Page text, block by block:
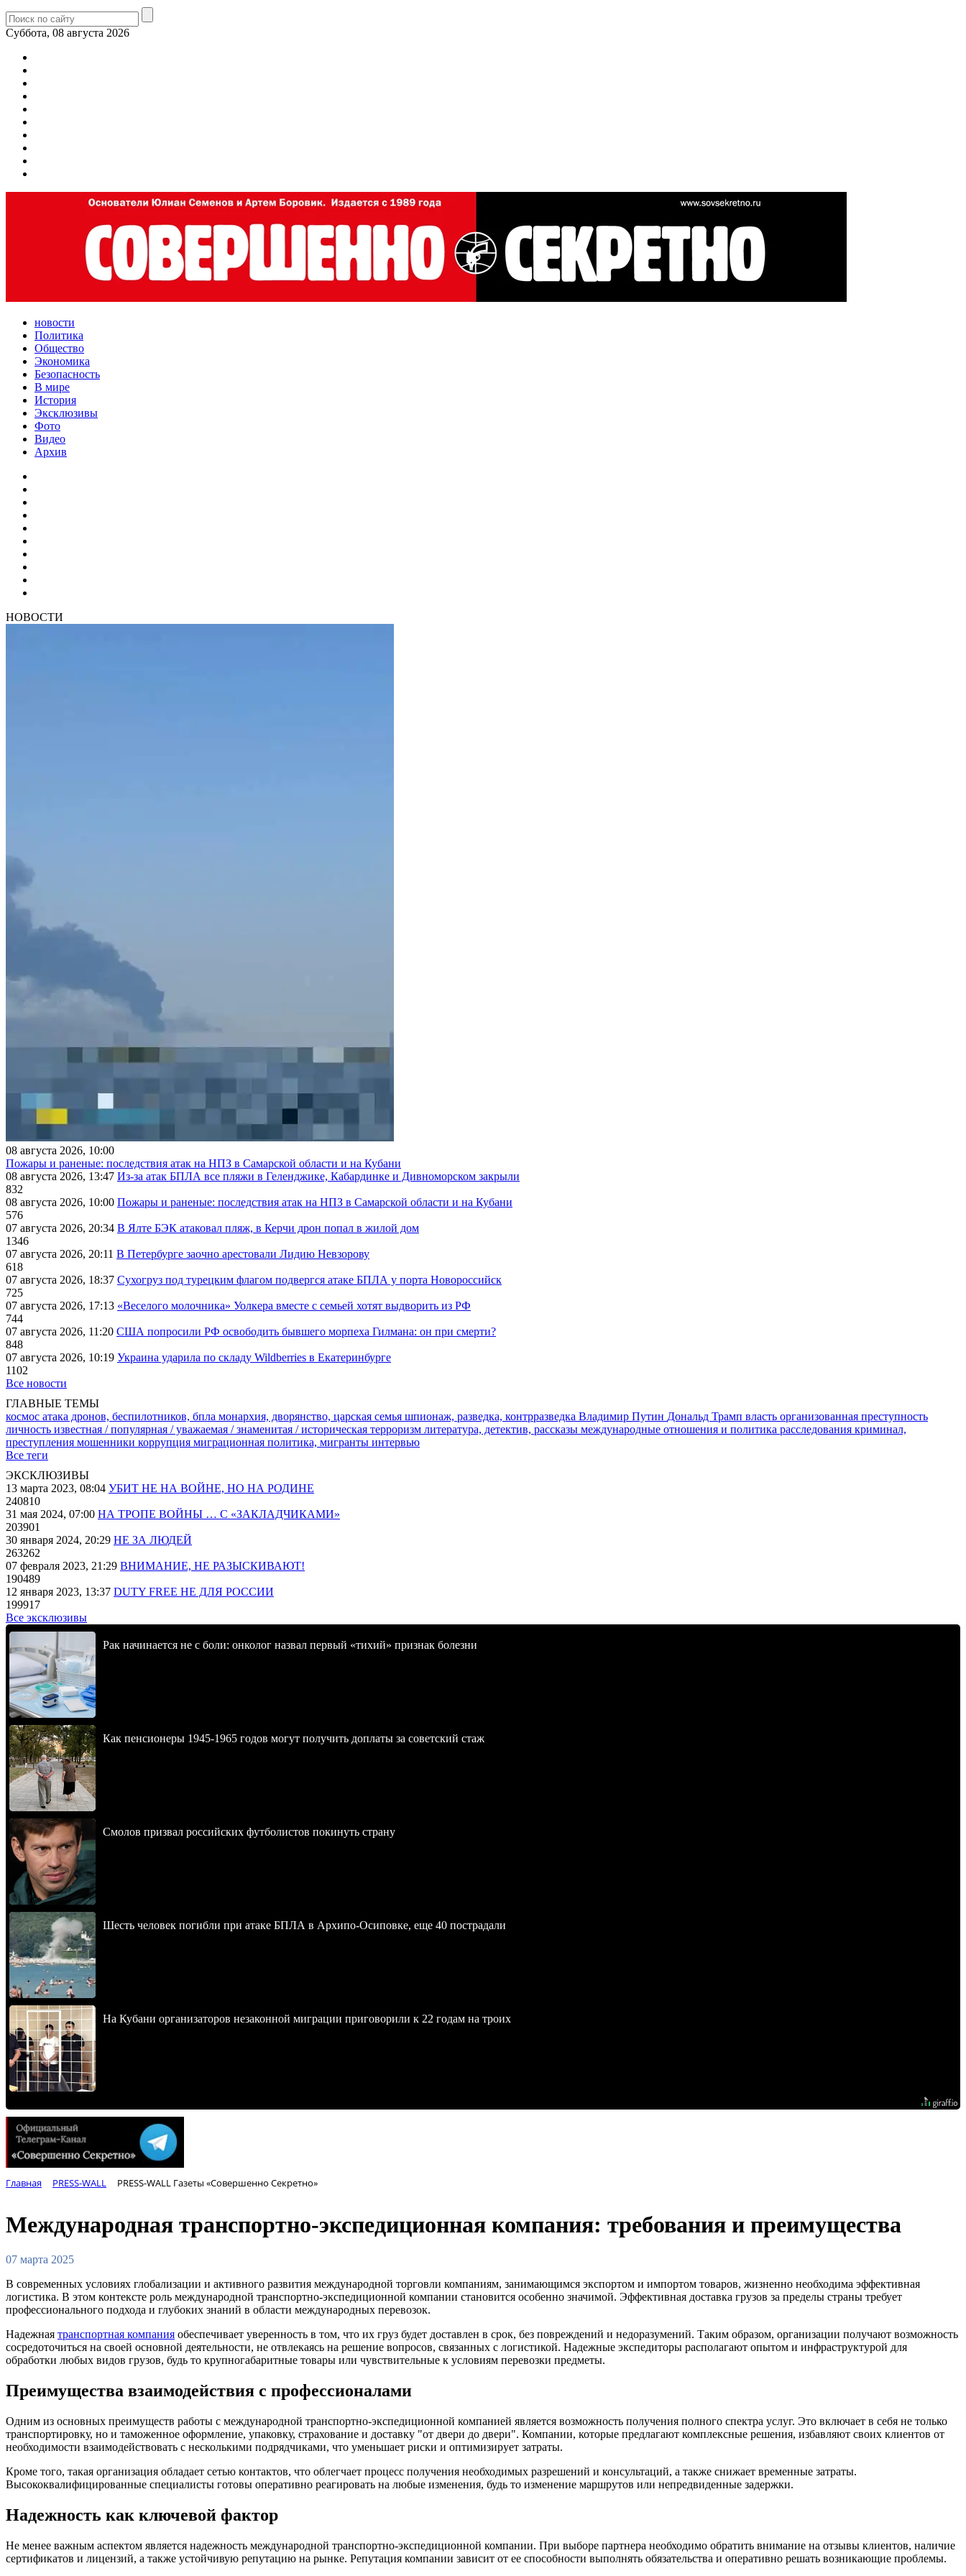
Суббота, 08 августа 2026
новости
Политика
Общество
Экономика
Безопасность
В мире
История
Эксклюзивы
Фото
Видео
Архив
НОВОСТИ
08 августа 2026, 10:00
Пожары и раненые: последствия атак на НПЗ в Самарской области и на Кубани
08 августа 2026, 13:47 Из-за атак БПЛА все пляжи в Геленджике, Кабардинке и Дивноморском закрыли
832
08 августа 2026, 10:00 Пожары и раненые: последствия атак на НПЗ в Самарской области и на Кубани
576
07 августа 2026, 20:34 В Ялте БЭК атаковал пляж, в Керчи дрон попал в жилой дом
1346
07 августа 2026, 20:11 В Петербурге заочно арестовали Лидию Невзорову
618
07 августа 2026, 18:37 Сухогруз под турецким флагом подвергся атаке БПЛА у порта Новороссийск
725
07 августа 2026, 17:13 «Веселого молочника» Уолкера вместе с семьей хотят выдворить из РФ
744
07 августа 2026, 11:20 США попросили РФ освободить бывшего морпеха Гилмана: он при смерти?
848
07 августа 2026, 10:19 Украина ударила по складу Wildberries в Екатеринбурге
1102
Все новости
ГЛАВНЫЕ ТЕМЫ
космос атака дронов, беспилотников, бпла монархия, дворянство, царская семья шпионаж, разведка, контрразведка Владимир Путин Дональд Трамп власть организованная преступность
личность известная / популярная / уважаемая / знаменитая / историческая терроризм литература, детектив, рассказы международные отношения и политика расследования криминал,
преступления мошенники коррупция миграционная политика, мигранты интервью
Все теги
ЭКСКЛЮЗИВЫ
13 марта 2023, 08:04 УБИТ НЕ НА ВОЙНЕ, НО НА РОДИНЕ
240810
31 мая 2024, 07:00 НА ТРОПЕ ВОЙНЫ … С «ЗАКЛАДЧИКАМИ»
203901
30 января 2024, 20:29 НЕ ЗА ЛЮДЕЙ
263262
07 февраля 2023, 21:29 ВНИМАНИЕ, НЕ РАЗЫСКИВАЮТ!
190489
12 января 2023, 13:37 DUTY FREE НЕ ДЛЯ РОССИИ
199917
Все эксклюзивы
Рак начинается не с боли: онколог назвал первый «тихий» признак болезни
Как пенсионеры 1945-1965 годов могут получить доплаты за советский стаж
Смолов призвал российских футболистов покинуть страну
Шесть человек погибли при атаке БПЛА в Архипо-Осиповке, еще 40 пострадали
На Кубани организаторов незаконной миграции приговорили к 22 годам на троих
Главная PRESS-WALL PRESS-WALL Газеты «Совершенно Секретно»
Международная транспортно-экспедиционная компания: требования и преимущества
07 марта 2025
В современных условиях глобализации и активного развития международной торговли компаниям, занимающимся экспортом и импортом товаров, жизненно необходима эффективная
логистика. В этом контексте роль международной транспортно-экспедиционной компании становится особенно значимой. Эффективная доставка грузов за пределы страны требует
профессионального подхода и глубоких знаний в области международных перевозок.
Надежная транспортная компания обеспечивает уверенность в том, что их груз будет доставлен в срок, без повреждений и недоразумений. Таким образом, организации получают возможность
сосредоточиться на своей основной деятельности, не отвлекаясь на решение вопросов, связанных с логистикой. Надежные экспедиторы располагают опытом и инфраструктурой для
обработки любых видов грузов, будь то крупногабаритные товары или чувствительные к условиям перевозки предметы.
Преимущества взаимодействия с профессионалами
Одним из основных преимуществ работы с международной транспортно-экспедиционной компанией является возможность получения полного спектра услуг. Это включает в себя не только
транспортировку, но и таможенное оформление, упаковку, страхование и доставку "от двери до двери". Компании, которые предлагают комплексные решения, избавляют своих клиентов от
необходимости взаимодействовать с несколькими подрядчиками, что уменьшает риски и оптимизирует затраты.
Кроме того, такая организация обладает сетью контактов, что облегчает процесс получения необходимых разрешений и консультаций, а также снижает временные затраты.
Высококвалифицированные специалисты готовы оперативно реагировать на любые изменения, будь то изменение маршрутов или непредвиденные задержки.
Надежность как ключевой фактор
Не менее важным аспектом является надежность международной транспортно-экспедиционной компании. При выборе партнера необходимо обратить внимание на отзывы клиентов, наличие
сертификатов и лицензий, а также устойчивую репутацию на рынке. Репутация компании зависит от ее способности выполнять обязательства и оперативно решать возникающие проблемы.